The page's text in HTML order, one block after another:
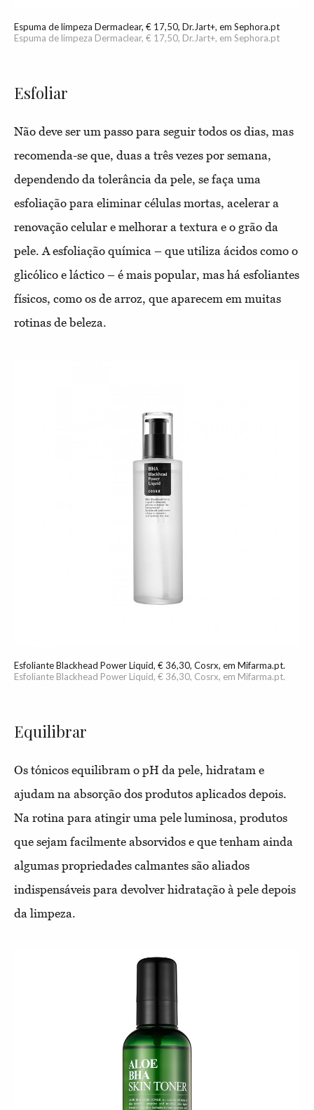
Espuma de limpeza Dermaclear, € 17,50, Dr.Jart+, em Sephora.pt
Espuma de limpeza Dermaclear, € 17,50, Dr.Jart+, em Sephora.pt
Esfoliar
Não deve ser um passo para seguir todos os dias, mas
recomenda-se que, duas a três vezes por semana,
dependendo da tolerância da pele, se faça uma
esfoliação para eliminar células mortas, acelerar a
renovação celular e melhorar a textura e o grão da
pele. A esfoliação química – que utiliza ácidos como o
glicólico e láctico – é mais popular, mas há esfoliantes
físicos, como os de arroz, que aparecem em muitas
rotinas de beleza.
Esfoliante Blackhead Power Liquid, € 36,30, Cosrx, em Mifarma.pt.
Esfoliante Blackhead Power Liquid, € 36,30, Cosrx, em Mifarma.pt.
Equilibrar
Os tónicos equilibram o pH da pele, hidratam e
ajudam na absorção dos produtos aplicados depois.
Na rotina para atingir uma pele luminosa, produtos
que sejam facilmente absorvidos e que tenham ainda
algumas propriedades calmantes são aliados
indispensáveis para devolver hidratação à pele depois
da limpeza.